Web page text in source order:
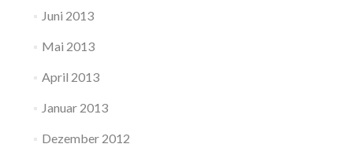
Juni 2013
Mai 2013
April 2013
Januar 2013
Dezember 2012